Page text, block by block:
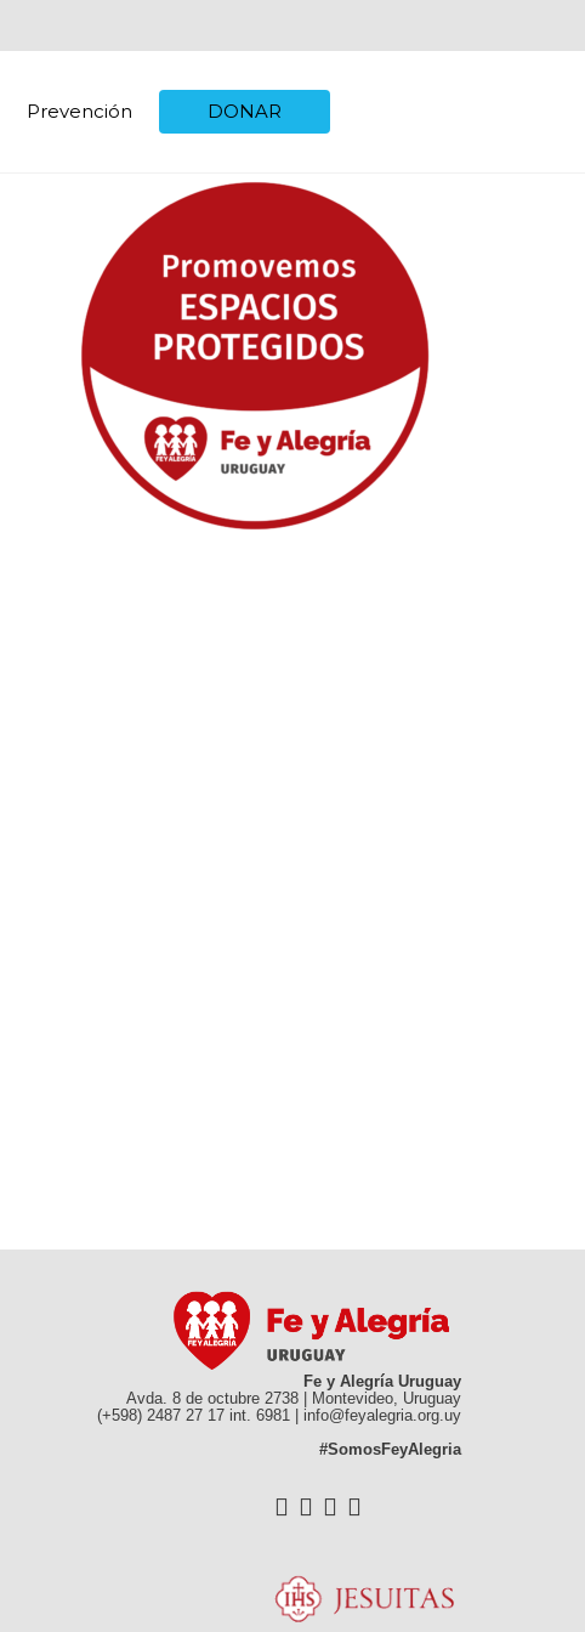
Prevención DONAR
Fe y Alegría Uruguay
Avda. 8 de octubre 2738 | Montevideo, Uruguay
(+598) 2487 27 17 int. 6981 | info@feyalegria.org.uy
#SomosFeyAlegria